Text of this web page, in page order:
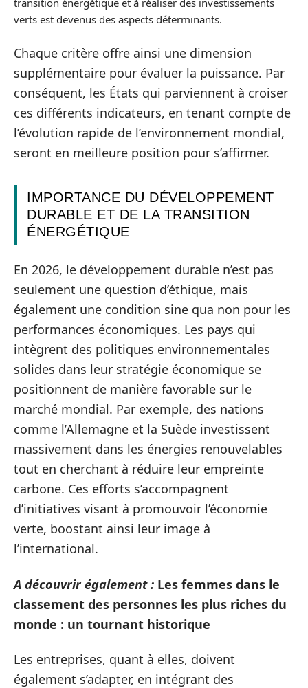
transition énergétique et à réaliser des investissements
verts est devenus des aspects déterminants.
Chaque critère offre ainsi une dimension
supplémentaire pour évaluer la puissance. Par
conséquent, les États qui parviennent à croiser
ces différents indicateurs, en tenant compte de
l’évolution rapide de l’environnement mondial,
seront en meilleure position pour s’affirmer.
IMPORTANCE DU DÉVELOPPEMENT
DURABLE ET DE LA TRANSITION
ÉNERGÉTIQUE
En 2026, le développement durable n’est pas
seulement une question d’éthique, mais
également une condition sine qua non pour les
performances économiques. Les pays qui
intègrent des politiques environnementales
solides dans leur stratégie économique se
positionnent de manière favorable sur le
marché mondial. Par exemple, des nations
comme l’Allemagne et la Suède investissent
massivement dans les énergies renouvelables
tout en cherchant à réduire leur empreinte
carbone. Ces efforts s’accompagnent
d’initiatives visant à promouvoir l’économie
verte, boostant ainsi leur image à
l’international.
A découvrir également : Les femmes dans le
classement des personnes les plus riches du
monde : un tournant historique
Les entreprises, quant à elles, doivent
également s’adapter, en intégrant des